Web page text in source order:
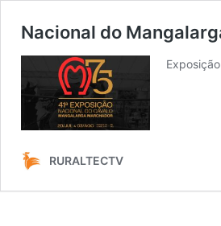
Nacional do
RURALTECTV